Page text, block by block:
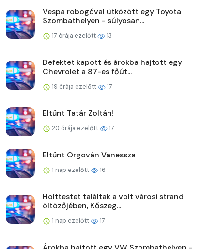
Vespa robogóval ütközött egy Toyota
Szombathelyen - súlyosan...
17 órája ezelőtt 13
Defektet kapott és árokba hajtott egy
Chevrolet a 87-es főút...
19 órája ezelőtt 17
Eltűnt Tatár Zoltán!
20 órája ezelőtt 17
Eltűnt Orgován Vanessza
1 nap ezelőtt 16
Holttestet találtak a volt városi strand
öltözőjében, Kőszeg...
1 nap ezelőtt 17